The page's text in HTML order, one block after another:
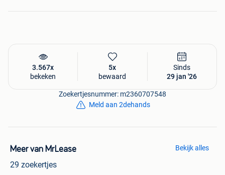
3.567x
bekeken
5x
bewaard
Sinds
29 jan '26
Zoekertjesnummer: m2360707548
Meld aan 2dehands
Meer van MrLease
29 zoekertjes
Bekijk alles